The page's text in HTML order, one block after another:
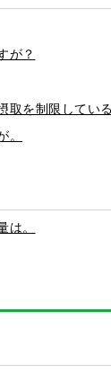
が？
を制限している
。
は。